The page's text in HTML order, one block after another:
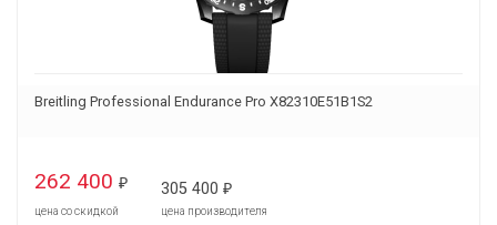
Breitling Professional Endurance Pro X82310E51B1S2
262 400 ₽
цена со скидкой
305 400 ₽
цена производителя